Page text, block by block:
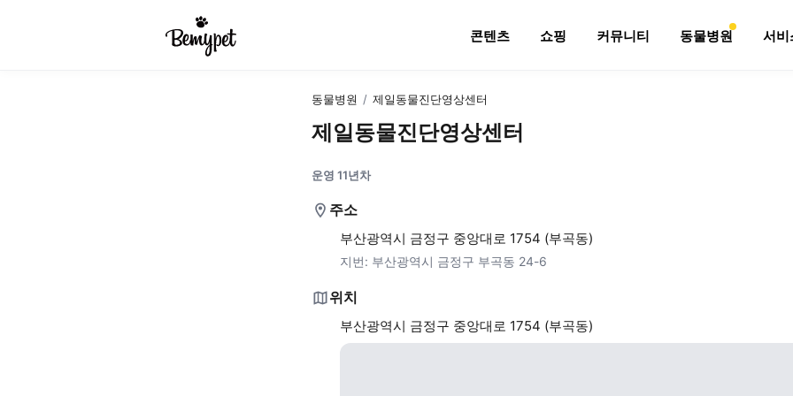
콘텐츠 쇼핑 커뮤니티 동물병원 서비
동물병원 / 제일동물진단영상센터
제일동물진단영상센터
운영 11년차
주소
부산광역시 금정구 중앙대로 1754 (부곡동)
지번: 부산광역시 금정구 부곡동 24-6
위치
부산광역시 금정구 중앙대로 1754 (부곡동)